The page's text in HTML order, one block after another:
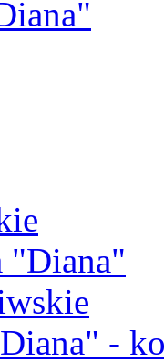
"Diana"
-